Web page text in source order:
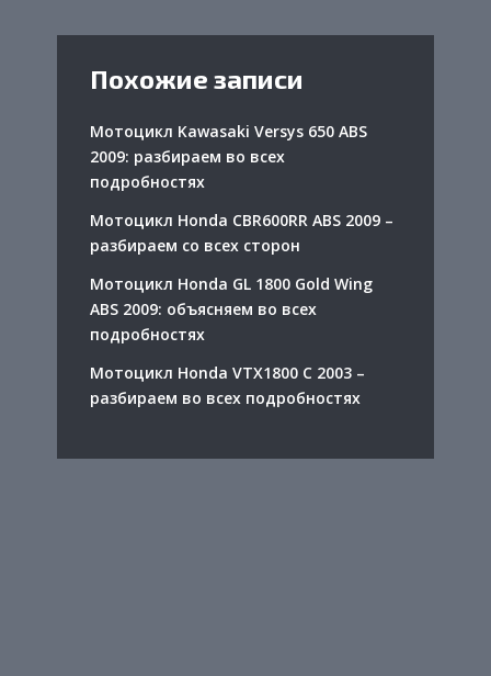
Похожие записи
Мотоцикл Kawasaki Versys 650 ABS
2009: разбираем во всех
подробностях
Мотоцикл Honda CBR600RR ABS 2009 –
разбираем со всех сторон
Мотоцикл Honda GL 1800 Gold Wing
ABS 2009: объясняем во всех
подробностях
Мотоцикл Honda VTX1800 C 2003 –
разбираем во всех подробностях